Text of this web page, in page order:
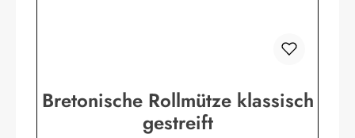
Bretonische Rollmütze klassisch
gestreift